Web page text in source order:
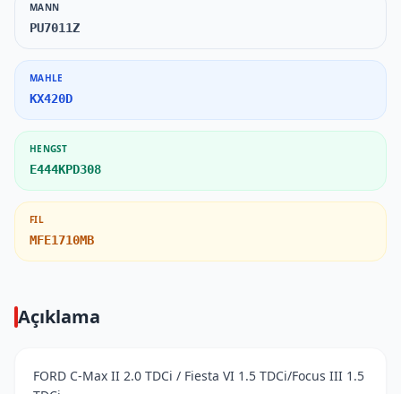
MANN
PU7011Z
MAHLE
KX420D
HENGST
E444KPD308
FIL
MFE1710MB
Açıklama
FORD C-Max II 2.0 TDCi / Fiesta VI 1.5 TDCi/Focus III 1.5